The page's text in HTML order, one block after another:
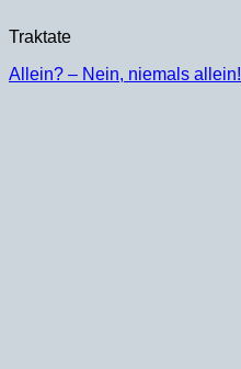
Traktate
Allein? – Nein, niemals allein!